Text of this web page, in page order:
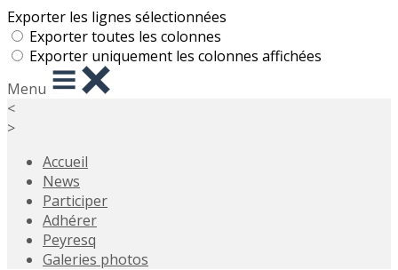
Exporter les lignes sélectionnées
Exporter toutes les colonnes
Exporter uniquement les colonnes affichées
Menu
<
>
Accueil
News
Participer
Adhérer
Peyresq
Galeries photos